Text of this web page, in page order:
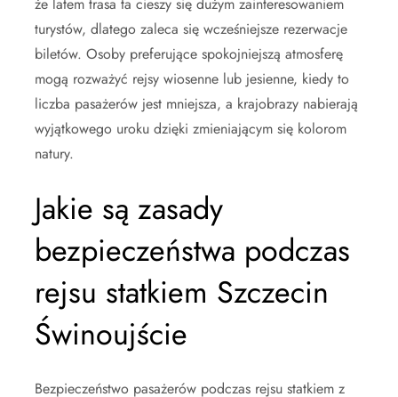
turystów, dlatego zaleca się wcześniejsze rezerwacje
biletów. Osoby preferujące spokojniejszą atmosferę
mogą rozważyć rejsy wiosenne lub jesienne, kiedy to
liczba pasażerów jest mniejsza, a krajobrazy nabierają
wyjątkowego uroku dzięki zmieniającym się kolorom
natury.
Jakie są zasady
bezpieczeństwa podczas
rejsu statkiem Szczecin
Świnoujście
Bezpieczeństwo pasażerów podczas rejsu statkiem z